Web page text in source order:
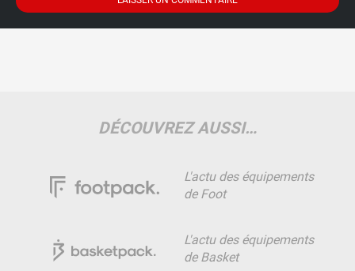
DÉCOUVREZ AUSSI…
L'actu des équipements
de Foot
L'actu des équipements
de Basket